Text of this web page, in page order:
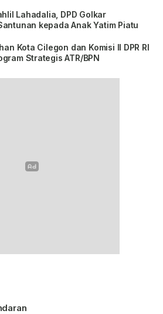
Lahadalia, DPD Golkar
kepada Anak Yatim Piatu
Kota Cilegon dan Komisi II DPR RI
Strategis ATR/BPN